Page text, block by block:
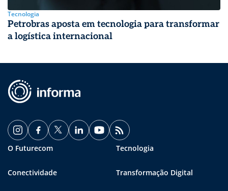
Tecnologia
Petrobras aposta em tecnologia para transformar
a logística internacional
O Futurecom Tecnologia
Conectividade Transformação Digital